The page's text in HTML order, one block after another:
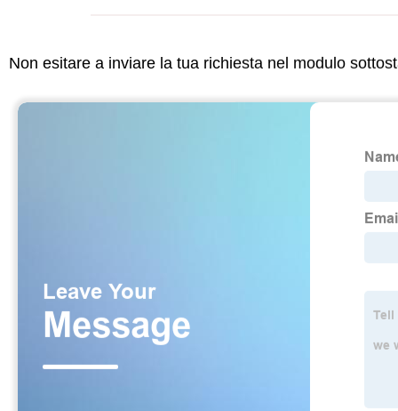
Non esitare a inviare la tua richiesta nel modulo